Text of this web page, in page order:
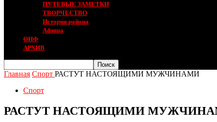
ПУТЕВЫЕ ЗАМЕТКИ
ТВОРЧЕСТВО
История района
Афиша
ОНФ
АРХИВ
Главная Спорт РАСТУТ НАСТОЯЩИМИ МУЖЧИНАМИ
Спорт
РАСТУТ НАСТОЯЩИМИ